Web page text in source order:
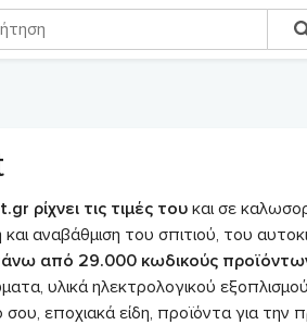
ρίχνει τις τιμές τουκαι σε
αναβάθμιση του σπιτιού, του
από 29.000 κωδικούς
υλικά ηλεκτρολογικού
εποχιακά είδη, προϊόντα για την